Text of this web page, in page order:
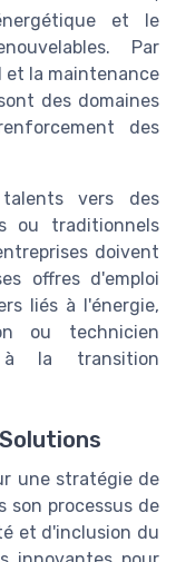
et le
Par
et la maintenance
des domaines
des
vers des
ou traditionnels
doivent
offres d'emploi
liés à l'énergie,
ou technicien
à la transition
une stratégie de
son processus de
et d'inclusion du